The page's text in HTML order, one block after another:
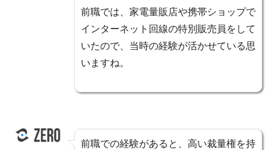
前職では、家電量販店や携帯ショップで
インターネット回線の特別販売員をして
いたので、当時の経験が活かせている思
いますね。
前職での経験があると、高い裁量権を持